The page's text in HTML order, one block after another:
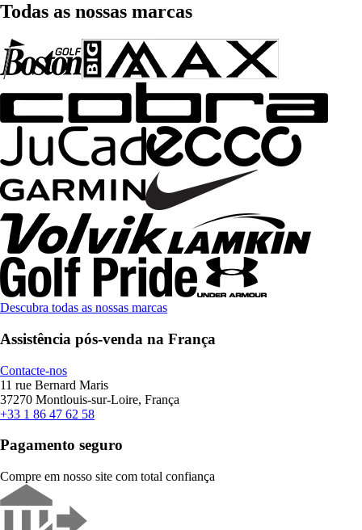
Todas as nossas marcas
Descubra todas as nossas marcas
Assistência pós-venda na França
Contacte-nos
11 rue Bernard Maris
37270 Montlouis-sur-Loire, França
+33 1 86 47 62 58
Pagamento seguro
Compre em nosso site com total confiança